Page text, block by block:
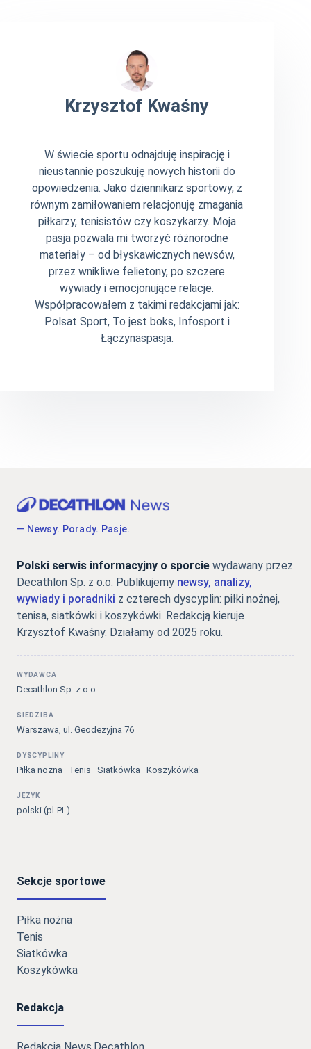
Krzysztof Kwaśny
W świecie sportu odnajduję inspirację i
nieustannie poszukuję nowych historii do
opowiedzenia. Jako dziennikarz sportowy, z
równym zamiłowaniem relacjonuję zmagania
piłkarzy, tenisistów czy koszykarzy. Moja
pasja pozwala mi tworzyć różnorodne
materiały – od błyskawicznych newsów,
przez wnikliwe felietony, po szczere
wywiady i emocjonujące relacje.
Współpracowałem z takimi redakcjami jak:
Polsat Sport, To jest boks, Infosport i
Łączynaspasja.
— Newsy. Porady. Pasje.
Polski serwis informacyjny o sporcie wydawany przez
Decathlon Sp. z o.o. Publikujemy newsy, analizy,
wywiady i poradniki z czterech dyscyplin: piłki nożnej,
tenisa, siatkówki i koszykówki. Redakcją kieruje
Krzysztof Kwaśny. Działamy od 2025 roku.
WYDAWCA
Decathlon Sp. z o.o.
SIEDZIBA
Warszawa, ul. Geodezyjna 76
DYSCYPLINY
Piłka nożna · Tenis · Siatkówka · Koszykówka
JĘZYK
polski (pl-PL)
Sekcje sportowe
Piłka nożna
Tenis
Siatkówka
Koszykówka
Redakcja